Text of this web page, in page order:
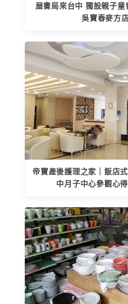
屋書局來台中 獨設親子
吳寶春麥方
帝寶產後護理之家｜飯店
中月子中心參觀心